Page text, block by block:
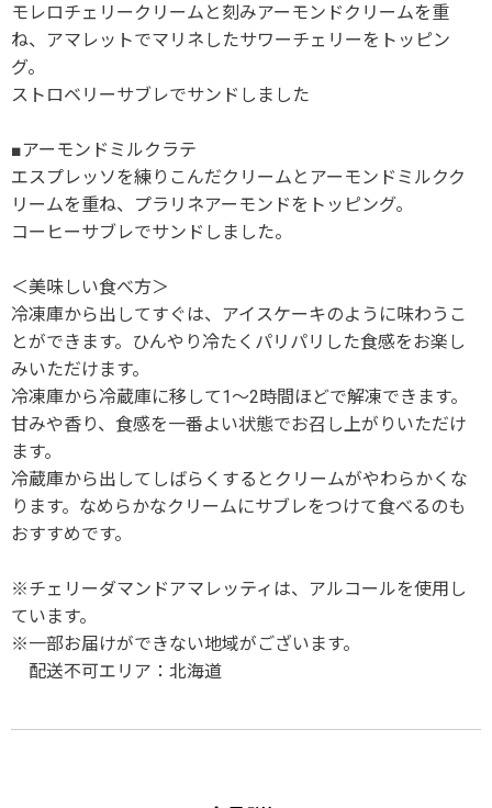
モレロチェリークリームと刻みアーモンドクリームを重
ね、アマレットでマリネしたサワーチェリーをトッピン
グ。
ストロベリーサブレでサンドしました
■アーモンドミルクラテ
エスプレッソを練りこんだクリームとアーモンドミルクク
リームを重ね、プラリネアーモンドをトッピング。
コーヒーサブレでサンドしました。
＜美味しい食べ方＞
冷凍庫から出してすぐは、アイスケーキのように味わうこ
とができます。ひんやり冷たくパリパリした食感をお楽し
みいただけます。
冷凍庫から冷蔵庫に移して1～2時間ほどで解凍できます。
甘みや香り、食感を一番よい状態でお召し上がりいただけ
ます。
冷蔵庫から出してしばらくするとクリームがやわらかくな
ります。なめらかなクリームにサブレをつけて食べるのも
おすすめです。
※チェリーダマンドアマレッティは、アルコールを使用し
ています。
※一部お届けができない地域がございます。
配送不可エリア：北海道